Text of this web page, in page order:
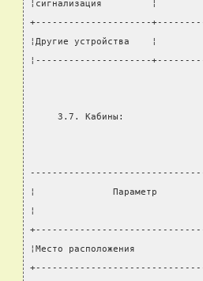
¦сигнализация         ¦
+---------------------
¦Другие устройства
¦---------------------
     3.7. Кабины:
¦              Параметр
¦
¦Место расположения